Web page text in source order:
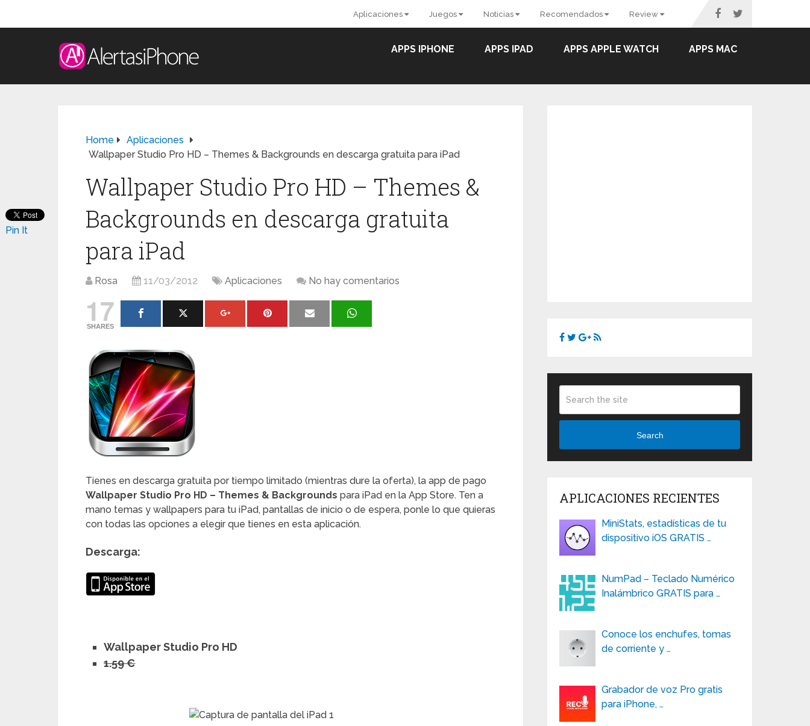
Aplicaciones Juegos Noticias Recomendados Review
APPS IPHONE APPS IPAD APPS APPLE WATCH APPS MAC
Home
Aplicaciones
Wallpaper Studio Pro HD – Themes & Backgrounds en descarga gratuita para iPad
Wallpaper Studio Pro HD – Themes &
Backgrounds en descarga gratuita
para iPad
Rosa 11/03/2012 Aplicaciones No hay comentarios
17
SHARES
Tienes en descarga gratuita por tiempo limitado (mientras dure la oferta), la app de pago
Wallpaper Studio Pro HD – Themes & Backgrounds para iPad en la App Store. Ten a
mano temas y wallpapers para tu iPad, pantallas de inicio o de espera, ponle lo que quieras
con todas las opciones a elegir que tienes en esta aplicación.
Descarga:
Wallpaper Studio Pro HD
1.59 €
Pin It
Search
APLICACIONES RECIENTES
MiniStats, estadísticas de tu
dispositivo iOS GRATIS …
NumPad – Teclado Numérico
Inalámbrico GRATIS para …
Conoce los enchufes, tomas
de corriente y …
Grabador de voz Pro gratis
para iPhone, …